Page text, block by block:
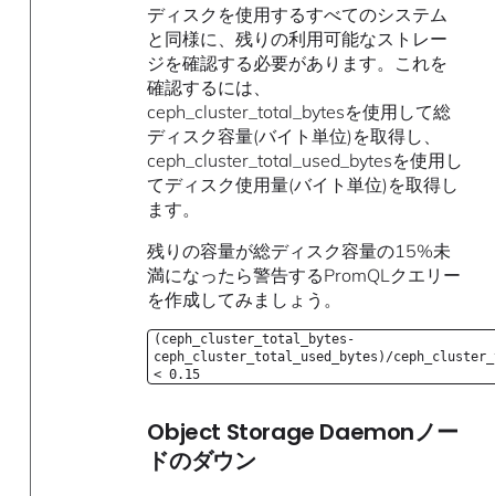
ディスクを使用するすべてのシステム
と同様に、残りの利用可能なストレー
ジを確認する必要があります。これを
確認するには、
ceph_cluster_total_bytesを使用して総
ディスク容量(バイト単位)を取得し、
ceph_cluster_total_used_bytesを使用し
てディスク使用量(バイト単位)を取得し
ます。
残りの容量が総ディスク容量の15%未
満になったら警告するPromQLクエリー
を作成してみましょう。
(ceph_cluster_total_bytes-
ceph_cluster_total_used_bytes)/
< 0.15
Object Storage Daemonノー
ドのダウン